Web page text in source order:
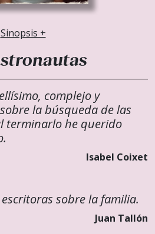
Sinopsis +
complejo y
la búsqueda de las
terminarlo he querido
Isabel Coixet
sobre la familia.
Juan Tallón